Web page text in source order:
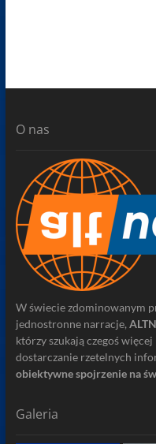
O nas
W świecie zdominowanym
jednostronne narracje,
którzy szukają czegoś
dostarczanie rzetelnych
obiektywne spojrzenie na
Galeria